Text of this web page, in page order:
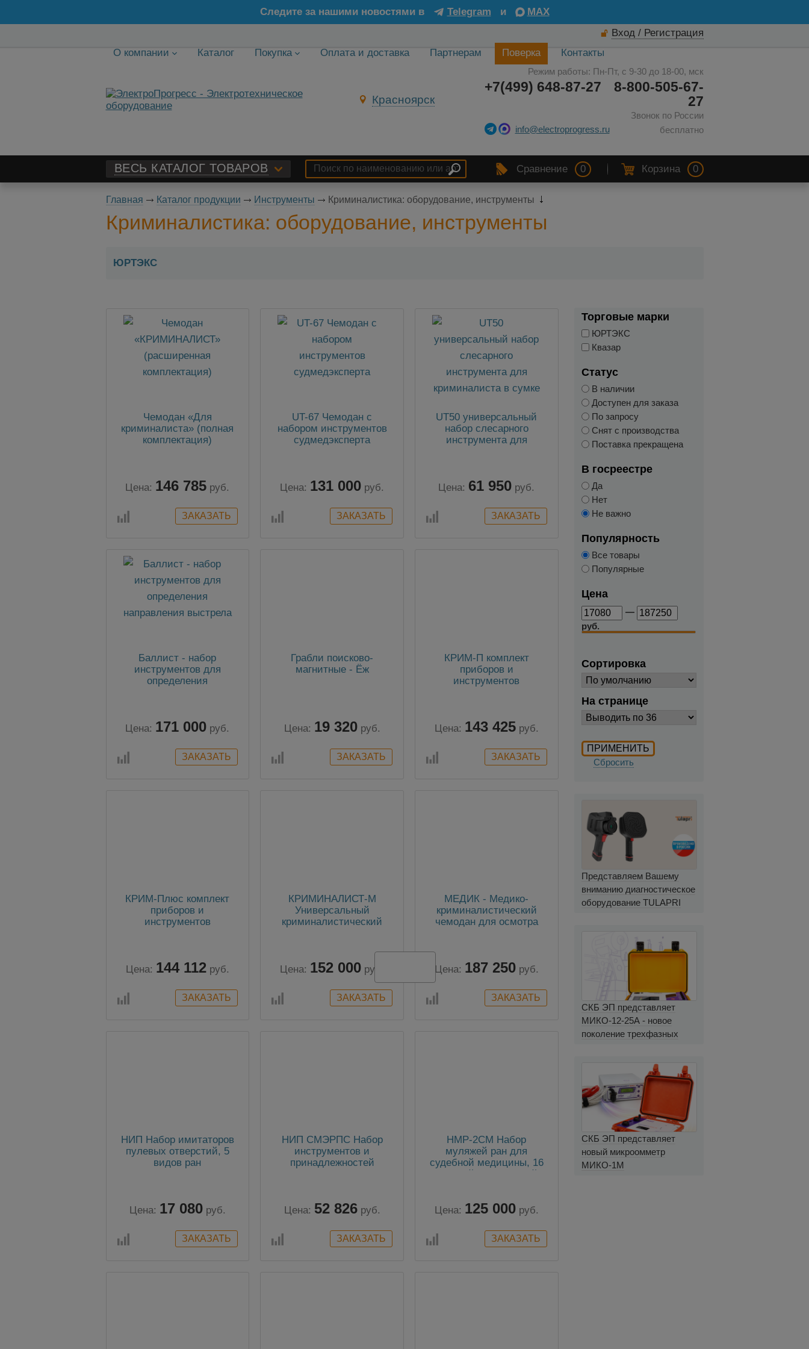
Следите за нашими новостями в Telegram и
MAX
Вход / Регистрация
О компании
Каталог Покупка Оплата и доставка Партнерам Поверка Контакты
Красноярск
Режим работы: Пн-Пт, с 9-30 до 18-00, мск
8-800-505-67-
27
Звонок по России
бесплатно
+7(499) 648-87-27
info@electroprogress.ru
ВЕСЬ КАТАЛОГ ТОВАРОВ Сравнение 0 Корзина 0
Главная Каталог продукции Инструменты Криминалистика: оборудование, инструменты
Криминалистика: оборудование, инструменты
ЮРТЭКС
Чемодан «Для
криминалиста» (полная
комплектация)
Цена: 146 785 руб.
UT-67 Чемодан с
набором инструментов
судмедэксперта
Цена: 131 000 руб.
UT50 универсальный
набор слесарного
инструмента для
Цена: 61 950 руб.
Баллист - набор
инструментов для
определения
Цена: 171 000 руб.
Грабли поисково-
магнитные - Ёж
Цена: 19 320 руб.
КРИМ-П комплект
приборов и
инструментов
Цена: 143 425 руб.
КРИМ-Плюс комплект
приборов и
инструментов
Цена: 144 112 руб.
КРИМИНАЛИСТ-М
Универсальный
криминалистический
Цена: 152 000 руб.
МЕДИК - Медико-
криминалистический
чемодан для осмотра
Цена: 187 250 руб.
НИП Набор имитаторов
пулевых отверстий, 5
видов ран
Цена: 17 080 руб.
НИП СМЭРПС Набор
инструментов и
принадлежностей
смерти
Цена: 52 826 руб.
НМР-2СМ Набор
муляжей ран для
судебной медицины, 16
ранений и поражений
Цена: 125 000 руб.
Торговые марки
ЮРТЭКС
Квазар
Статус
В наличии
Доступен для заказа
По запросу
Снят с производства
Поставка прекращена
В госреестре
Да
Нет
Не важно
Популярность
Все товары
Популярные
Цена
—
руб.
Сортировка
На странице
Сбросить
Представляем Вашему
вниманию диагностическое
оборудование TULAPRI
СКБ ЭП представляет
МИКО-12-25А - новое
поколение трехфазных
СКБ ЭП представляет
новый микроомметр
МИКО-1М